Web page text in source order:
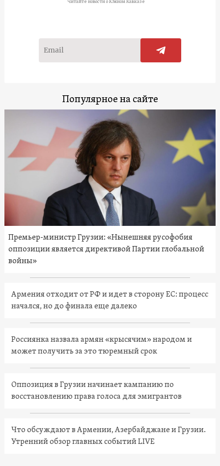
Читайте новости о Южном Кавказе
Популярное на сайте
Премьер-министр Грузии: «Нынешняя русофобия
оппозиции является директивой Партии глобальной
войны»
Армения отходит от РФ и идет в сторону ЕС: процесс
начался, но до финала еще далеко
Россиянка назвала армян «крысячим» народом и
может получить за это тюремный срок
Оппозиция в Грузии начинает кампанию по
восстановлению права голоса для эмигрантов
Что обсуждают в Армении, Азербайджане и Грузии.
Утренний обзор главных событий LIVE